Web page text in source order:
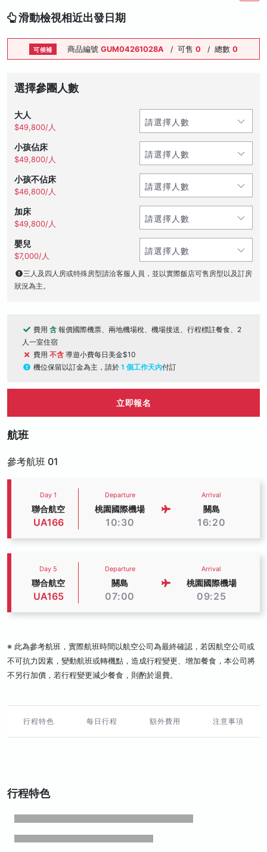
滑動檢視相近出發日期
可候補 商品編號 GUM04261028A / 可售 0 / 總數 0
選擇參團人數
大人
$49,800/人
小孩佔床
$49,800/人
小孩不佔床
$46,800/人
加床
$49,800/人
嬰兒
$7,000/人
三人及四人房或特殊房型請洽客服人員，並以實際飯店可售房型以及訂房
狀況為主。
費用 含 報價國際機票、兩地機場稅、機場接送、行程標註餐食、2
人一室住宿
費用 不含 導遊小費每日美金$10
機位保留以訂金為主，請於 1 個工作天內付訂
立即報名
航班
參考航班 01
Day 1
聯合航空
UA166
Departure
桃園國際機場
10:30
Arrival
關島
16:20
Day 5
聯合航空
UA165
Departure
關島
07:00
Arrival
桃園國際機場
09:25
※ 此為參考航班，實際航班時間以航空公司為最終確認，若因航空公司或
不可抗力因素，變動航班或轉機點，造成行程變更、增加餐食，本公司將
不另行加價，若行程變更減少餐食，則酌於退費。
行程特色 每日行程 額外費用 注意事項
行程特色